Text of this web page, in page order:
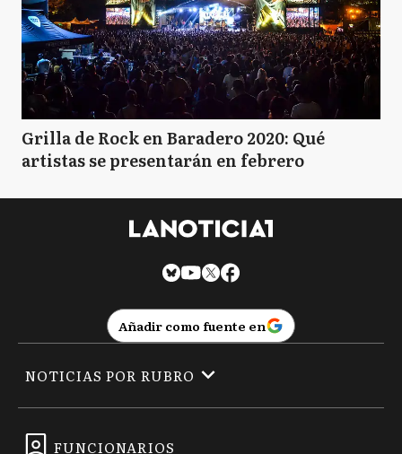
Grilla de Rock en Baradero 2020: Qué
artistas se presentarán en febrero
Añadir como fuente en
FUNCIONARIOS
NOTICIAS POR RUBRO